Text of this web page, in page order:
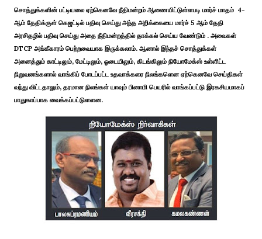
சொத்துக்களின் பட்டியலை ஏற்கெனவே நீதிமன்றம் ஆணையிட்டுள்ளபடி மார்ச் மாதம் 4-
ஆம் தேதிக்குள் கெஜட்டில் பதிவு செய்து அந்த அறிக்கையை மார்ச் 5 ஆம் தேதி
அரசிதழில் பதிவு செய்து அதை நீதிமன்றத்தில் தாக்கல் செய்ய வேண்டும் . அவைகள்
DTCP அங்கீகாரம் பெற்றவையாக இருக்கலாம். ஆனால் இந்தச் சொத்துக்கள்
அனைத்தும் காட்டிலும், மேட்டிலும், ஓடையிலும், கிடங்கிலும் நியோமேக்ஸ் உள்ளிட்ட
நிறுவனங்களால் வாங்கிப் போடப்பட்ட உதவாக்கரை நிலங்களென ஏற்கெனவே செய்திகள்
வந்து விட்டதாலும், தரமான நிலங்கள் யாவும் பினாமி பெயரில் வாங்கப்பட்டு இரகசியமாகப்
பாதுகாப்பாக வைக்கப்பட்டுளளன.